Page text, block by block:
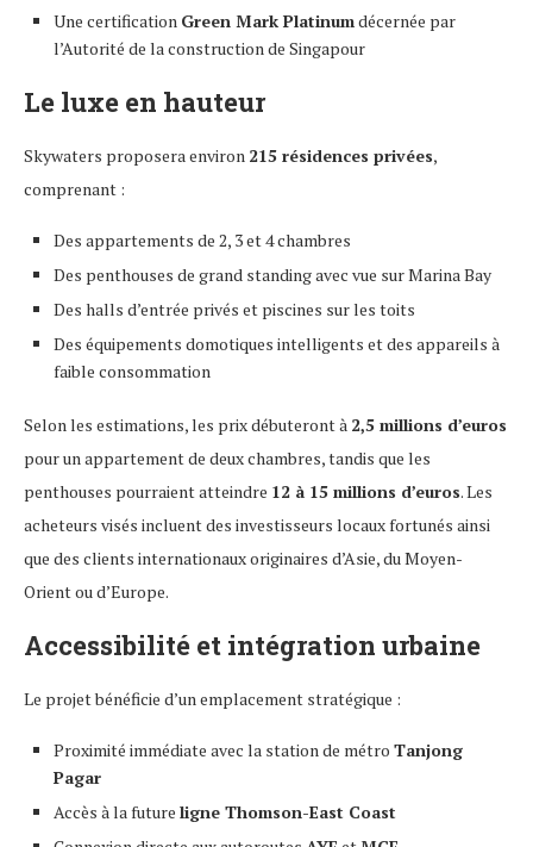
Une certification Green Mark Platinumdécernée par
l’Autorité de la construction de Singapour
Le luxe en hauteur
Skywaters proposera environ 215 résidences privées,
comprenant :
Des appartements de 2, 3 et 4 chambres
Des penthouses de grand standing avec vue sur Marina Bay
Des halls d’entrée privés et piscines sur les toits
Des équipements domotiques intelligents et des appareils à
faible consommation
Selon les estimations, les prix débuteront à 2,5 millions d’euros
pour un appartement de deux chambres, tandis que les
penthouses pourraient atteindre 12 à 15 millions d’euros. Les
acheteurs visés incluent des investisseurs locaux fortunés ainsi
que des clients internationaux originaires d’Asie, du Moyen-
Orient ou d’Europe.
Accessibilité et intégration urbaine
Le projet bénéficie d’un emplacement stratégique :
Proximité immédiate avec la station de métro Tanjong
Pagar
Accès à la future ligne Thomson-East Coast